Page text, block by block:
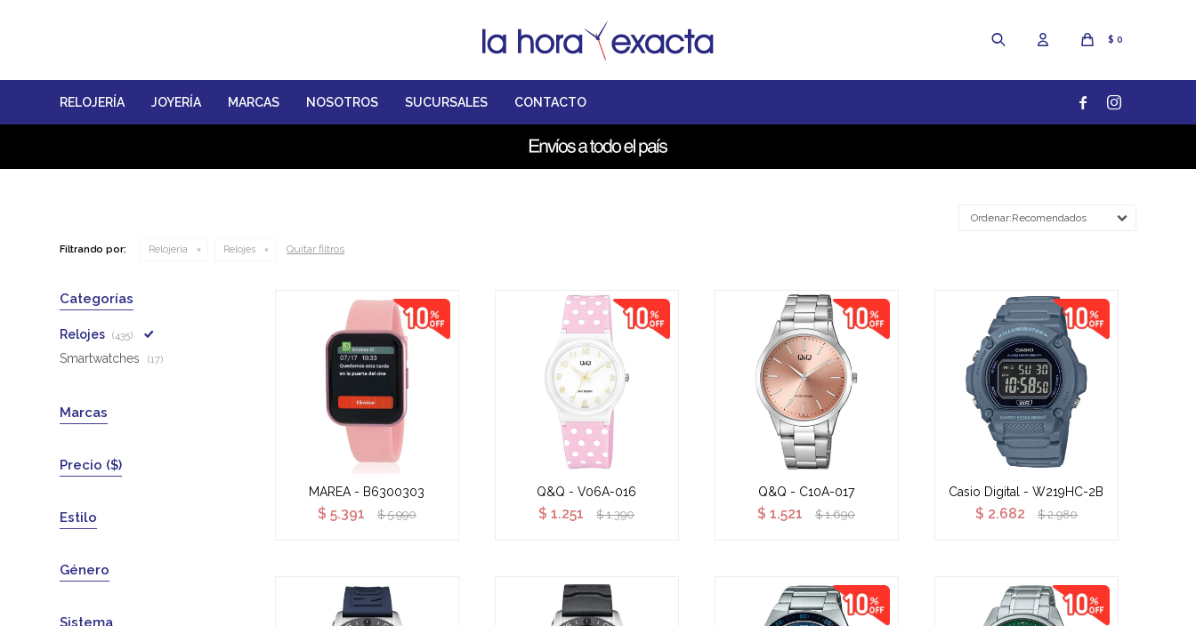
RELOJERÍA JOYERÍA MARCAS NOSOTROS SUCURSALES CONTACTO
$ 0
 
Recomendados
Filtrando por: Relojería Relojes Quitar filtros
MAREA - B6300303
$ 5.391 $ 5.990
Q&Q - V06A-016
$ 1.251 $ 1.390
Q&Q - C10A-017
$ 1.521 $ 1.690
Casio Digital - W219HC-2B
$ 2.682 $ 2.980
Categorías
Relojes (435)
Smartwatches (17)
Marcas
Precio ($)
Estilo
Género
Sistema